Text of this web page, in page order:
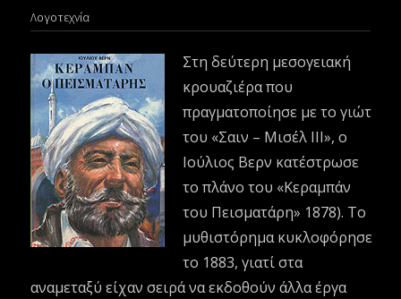
Λογοτεχνία
Στη δεύτερη μεσογειακή
κρουαζιέρα που
πραγματοποίησε με το γιώτ
του «Σαιν – Μισέλ III», ο
Ιούλιος Βερν κατέστρωσε
το πλάνο του «Κεραμπάν
του Πεισματάρη» 1878). Το
μυθιστόρημα κυκλοφόρησε
το 1883, γιατί στα
αναμεταξύ είχαν σειρά να εκδοθούν άλλα έργα